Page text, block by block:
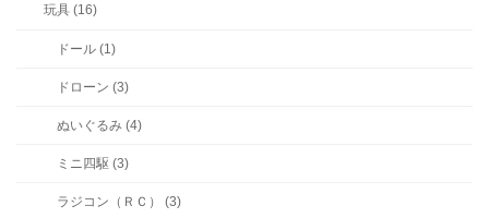
玩具 (16)
ドール (1)
ドローン (3)
ぬいぐるみ (4)
ミニ四駆 (3)
ラジコン（ＲＣ） (3)